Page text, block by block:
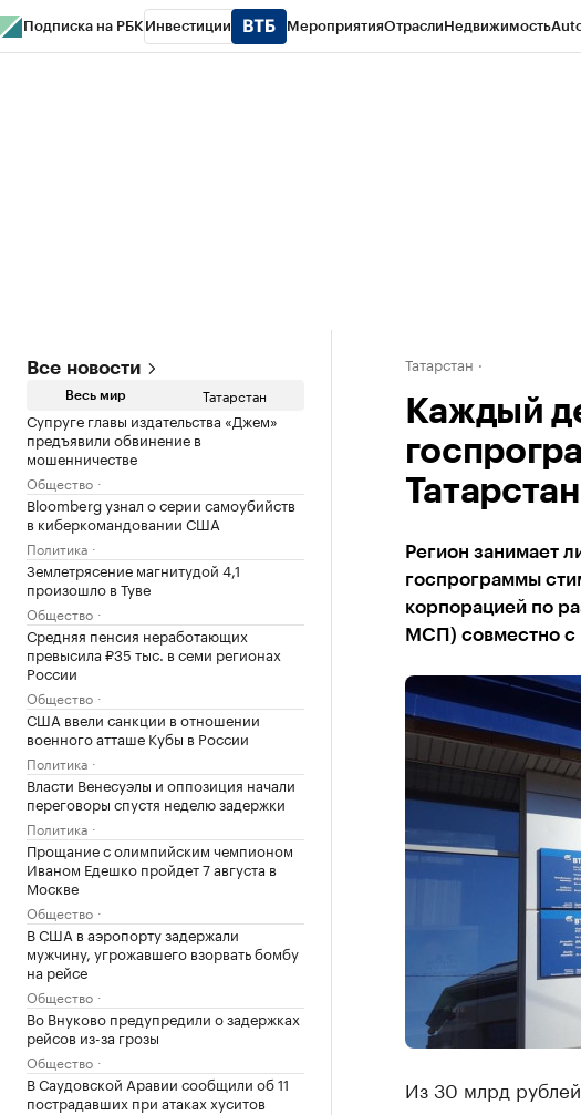
Подписка на РБК Инвестиции МероприятияОтраслиНедвижимость
Все новости
Весь мир Татарстан
Супруге главы издательства «Джем»
предъявили обвинение в
мошенничестве
Общество
Bloomberg узнал о серии самоубийств
в киберкомандовании США
Политика
Землетрясение магнитудой 4,1
произошло в Туве
Общество
Средняя пенсия неработающих
превысила ₽35 тыс. в семи регионах
России
Общество
США ввели санкции в отношении
военного атташе Кубы в России
Политика
Власти Венесуэлы и оппозиция начали
переговоры спустя неделю задержки
Политика
Прощание с олимпийским чемпионом
Иваном Едешко пройдет 7 августа в
Москве
Общество
В США в аэропорту задержали
мужчину, угрожавшего взорвать бомбу
на рейсе
Общество
Во Внуково предупредили о задержках
рейсов из-за грозы
Общество
В Саудовской Аравии сообщили об 11
пострадавших при атаках хуситов
Татарстан
Каждый
Регион занимает
госпрограммы
корпорацией по
МСП) совместно с
Из 30 млрд